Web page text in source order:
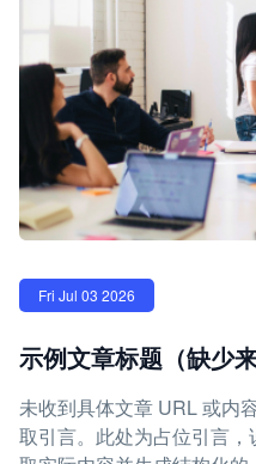
Fri Jul 03 2026
示例文章标题（缺少来
未收到具体文章 URL 或内
取引言。此处为占位引言